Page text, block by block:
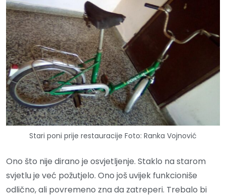
Stari poni prije restauracije Foto: Ranka Vojnović
Ono što nije dirano je osvjetljenje. Staklo na starom
svjetlu je već požutjelo. Ono još uvijek funkcioniše
odlično, ali povremeno zna da zatreperi. Trebalo bi